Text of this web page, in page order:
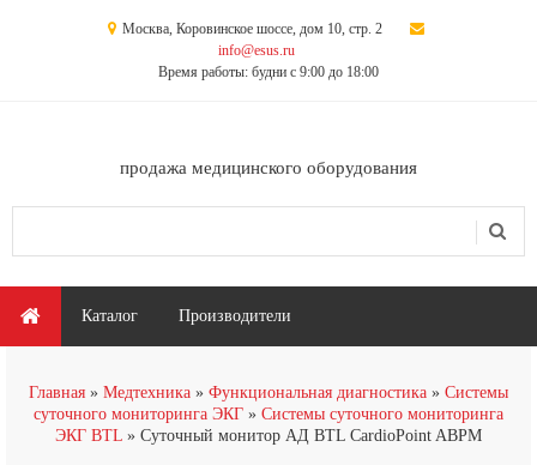
Москва, Коровинское шоссе, дом 10, стр. 2
info@esus.ru
Время работы: будни с 9:00 до 18:00
продажа медицинского оборудования
Главное меню
Каталог Производители
Главная Медтехника Функциональная диагностика
Системы
суточного мониторинга ЭКГ
Системы суточного мониторинга
ЭКГ BTL
Суточный монитор АД BTL CardioPoint ABPM